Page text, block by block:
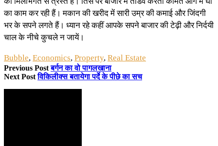
का काम कर रही हैं। मकान की खरीद में सारी उम्र की कमाई और जिंदगी
भर के सपने लगते हैं। ध्यान रहे कहीं आपके सपने बाजार की टेढ़ी और निर्दयी
चाल के नीचे कुचले न जायें।
Bubble, Economics, Property, Real Estate
Previous Post बर्गन का वो पागलखाना
Next Post विकिलीक्स बतायेगा पर्दे के पीछे का सच